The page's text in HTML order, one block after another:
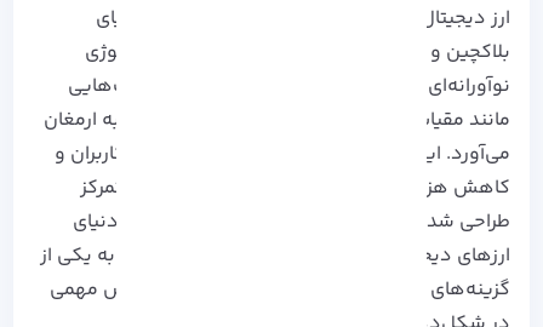
ارز دیجیتال SUI نمایانگر یک پیشرفت جدید در دنیای
بلاکچین و ارزهای دیجیتال است. با توجه به تکنولوژی
نوآورانه‌ای که در پشت این ارز نهفته است، قابلیت‌هایی
مانند مقیاس‌پذیری، امنیت و سرعت تراکنش‌ها را به ارمغان
می‌آورد. این پروژه با هدف تسهیل تعاملات بین کاربران و
کاهش هزینه‌های تراکنش‌ها در شبکه‌های غیرمتمرکز
طراحی شده است. با توجه به نیاز معالمه گران در دنیای
ارزهای دیجیتال و فناوری‌های جدید، SUI می‌تواند به یکی از
گزینه‌های محبوب در این حوزه تبدیل شود و نقش مهمی